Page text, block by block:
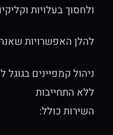
ולחסוך בעלויות
להלן האפשרויות
ניהול קמפיינים בגוגל
ללא התחייבות
השירות כולל: